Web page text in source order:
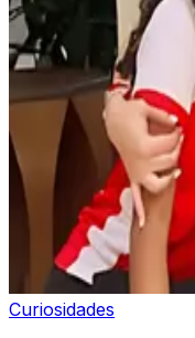
Curiosidades